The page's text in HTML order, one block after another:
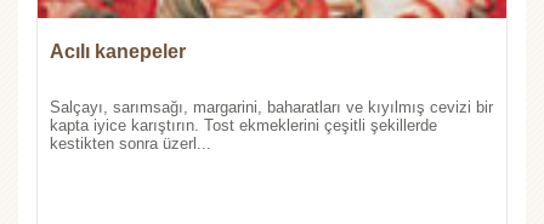
Acılı kanepeler
Salçayı, sarımsağı, margarini, baharatları ve kıyılmış cevizi bir
kapta iyice karıştırın. Tost ekmeklerini çeşitli şekillerde
kestikten sonra üzerl...